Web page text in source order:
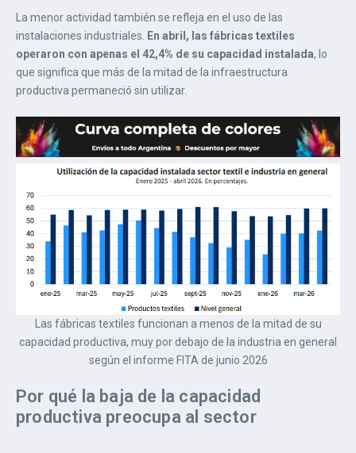
La menor actividad también se refleja en el uso de las
instalaciones industriales.
En abril, las fábricas textiles
operaron con apenas el 42,4% de su capacidad instalada, lo
que significa que más de la mitad de la infraestructura
productiva permaneció sin utilizar.
Las fábricas textiles funcionan a menos de la mitad de su
capacidad productiva, muy por debajo de la industria en general
según el informe FITA de junio 2026
Por qué la baja de la capacidad
productiva preocupa al sector